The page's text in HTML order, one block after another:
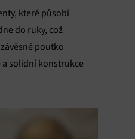
které působí
do ruky, což
poutko
a solidní konstrukce